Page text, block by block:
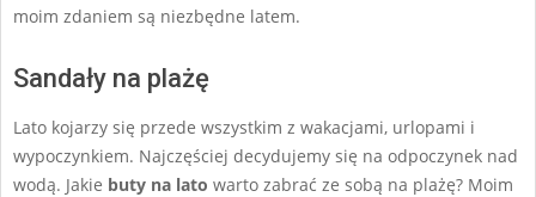
moim zdaniem są niezbędne latem.
Sandały na plażę
Lato kojarzy się przede wszystkim z wakacjami, urlopami i
wypoczynkiem. Najczęściej decydujemy się na odpoczynek nad
wodą. Jakie buty na lato warto zabrać ze sobą na plażę? Moim